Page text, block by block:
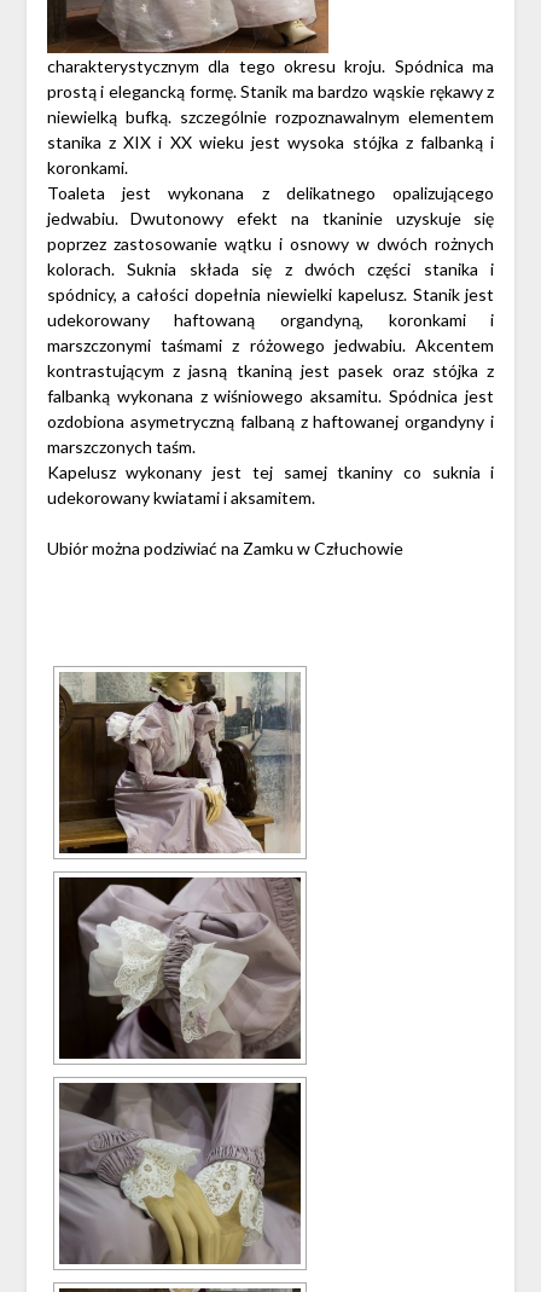
charakterystycznym dla tego okresu kroju. Spódnica ma
prostą i elegancką formę. Stanik ma bardzo wąskie rękawy z
niewielką bufką. szczególnie rozpoznawalnym elementem
stanika z XIX i XX wieku jest wysoka stójka z falbanką i
koronkami.
Toaleta jest wykonana z delikatnego opalizującego
jedwabiu. Dwutonowy efekt na tkaninie uzyskuje się
poprzez zastosowanie wątku i osnowy w dwóch rożnych
kolorach. Suknia składa się z dwóch części stanika i
spódnicy, a całości dopełnia niewielki kapelusz. Stanik jest
udekorowany haftowaną organdyną, koronkami i
marszczonymi taśmami z różowego jedwabiu. Akcentem
kontrastującym z jasną tkaniną jest pasek oraz stójka z
falbanką wykonana z wiśniowego aksamitu. Spódnica jest
ozdobiona asymetryczną falbaną z haftowanej organdyny i
marszczonych taśm.
Kapelusz wykonany jest tej samej tkaniny co suknia i
udekorowany kwiatami i aksamitem.
Ubiór można podziwiać na Zamku w Człuchowie